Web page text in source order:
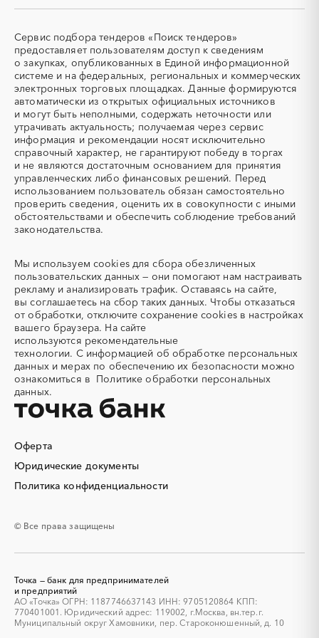
ТЭН
(Теплоэлектронагреватель)
УДС (установки
депарафинизации скважин)
УКПГ
ЯТЭК
Аварийные работы
Авиаперевозка
Авиационные работы
Авиационные работы
вертолетами
Автобус
Автовозы
Автогрейдер
Автозапчасти
Автоматизация
Автомобили
Автомобильные весы
Авторский надзор
Автотранспорт
Автоцистерны пожарные
Адсорбенты
Акварель
Аквариумы
Аккумуляторы
Алкогольная продукция
Алмазное бурение
Алмазная резка
Алюминиевые
конструкции
Алюминиевые профили
Алюминий
Аммоний
Ангар
Антенны
Антискалант
Антрацит
Аппараты воздушного
охлаждения
Аренда погрузчика
Аренда спецтехники с
экипажем
Асфальтирование дорог
Аттракционы
Аутсорсинг
Аутстаффинг
Базы данных
Баннеры
Барит
Краснодарский край
Красноярский край
Крым
Курганская область
Курская область
Ленинградская область
Липецкая область
Магаданская область
Марий Эл
Мордовия
Московская область
Мурманская область
Ненецкий AО
Нижегородская область
Новгородская область
Новосибирская область
Омская область
Оренбургская область
Орловская область
Пензенская область
Пермский край
Приморский край
Рязанская область
Самарская область
Саратовская область
Сахалинская область
Свердловская область
Северная Осетия - Алания
Смоленская область
Ставропольский край
Тамбовская область
Татарстан
Тверская область
Томская область
Тульская область
Тыва
Тюменская область
Ульяновская область
Челябинская область
Чувашская республика
Оферта
Юридические документы
Политика конфиденциальности
© Все права защищены
Сервис подбора тендеров «Поиск тендеров»
предоставляет пользователям доступ к сведениям
о закупках, опубликованных в Единой информационной
системе и на федеральных, региональных и коммерческих
электронных торговых площадках. Данные формируются
автоматически из открытых официальных источников
и могут быть неполными, содержать неточности или
утрачивать актуальность; получаемая через сервис
информация и рекомендации носят исключительно
справочный характер, не гарантируют победу в торгах
и не являются достаточным основанием для принятия
управленческих либо финансовых решений. Перед
использованием пользователь обязан самостоятельно
проверить сведения, оценить их в совокупности с иными
обстоятельствами и обеспечить соблюдение требований
законодательства.
Мы используем cookies для сбора обезличенных
пользовательских данных — они помогают нам настраивать
рекламу и анализировать трафик. Оставаясь на сайте,
вы соглашаетесь на сбор таких данных. Чтобы отказаться
от обработки, отключите сохранение cookies в настройках
вашего браузера. На сайте
используются рекомендательные
технологии. С информацией об обработке персональных
данных и мерах по обеспечению их безопасности можно
ознакомиться в Политике обработки персональных
данных.
Точка — банк для предпринимателей
и предприятий
АО «Точка» ОГРН: 1187746637143 ИНН: 9705120864 КПП:
770401001. Юридический адрес: 119002, г.Москва, вн.тер.г.
Муниципальный округ Хамовники, пер. Староконюшенный, д. 10